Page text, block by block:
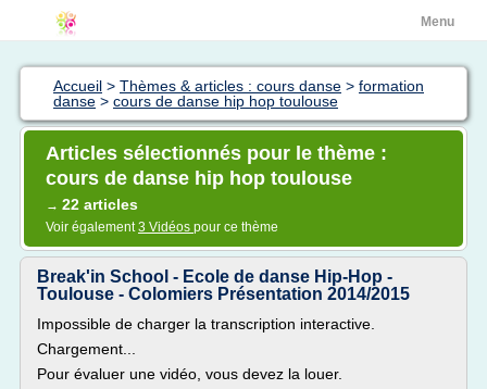
Menu
Accueil > Thèmes & articles : cours danse > formation
danse > cours de danse hip hop toulouse
Articles sélectionnés pour le thème :
cours de danse hip hop toulouse
→ 22 articles
Voir également3 Vidéos pour ce thème
Break'in School - Ecole de danse Hip-Hop -
Toulouse - Colomiers Présentation 2014/2015
Impossible de charger la transcription interactive.
Chargement...
Pour évaluer une vidéo, vous devez la louer.